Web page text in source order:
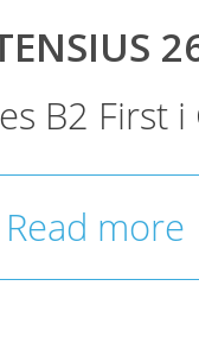
B2 First
Read more